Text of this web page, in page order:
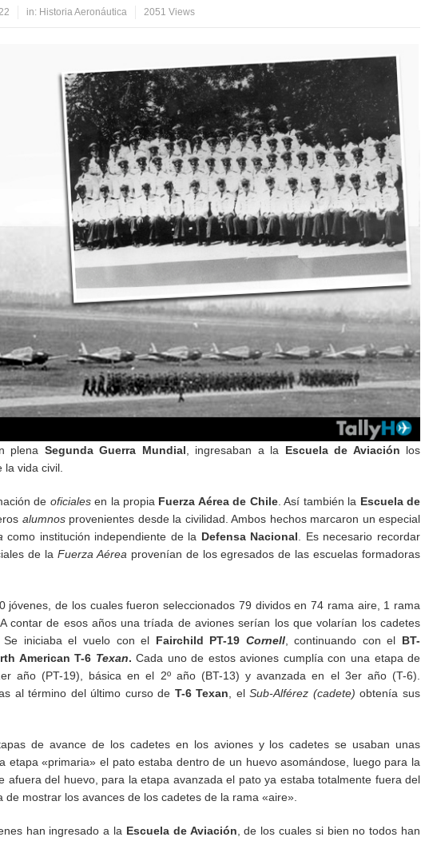
in: Historia Aeronáutica 2051 Views
plena Segunda Guerra Mundial, ingresaban a la Escuela de Aviación los
la vida civil.
de oficialesen la propia Fuerza Aérea de Chile. Así también la Escuela de
alumnosprovenientes desde la civilidad. Ambos hechos marcaron un especial
como institución independiente de la Defensa Nacional. Es necesario recordar
de la Fuerza Aéreaprovenían de los egresados de las escuelas formadoras
jóvenes, de los cuales fueron seleccionados 79 dividos en 74 rama aire, 1 rama
contar de esos años una tríada de aviones serían los que volarían los cadetes
iniciaba el vuelo con el Fairchild PT-19 Cornell, continuando con el BT-
American T-6 Texan.Cada uno de estos aviones cumplía con una etapa de
año (PT-19), básica en el 2º año (BT-13) y avanzada en el 3er año (T-6).
al término del último curso de T-6 Texan, elSub-Alférez (cadete) obtenía sus
de avance de los cadetes en los aviones y los cadetes se usaban unas
etapa «primaria» el pato estaba dentro de un huevo asomándose, luego para la
afuera del huevo, para la etapa avanzada el pato ya estaba totalmente fuera del
de mostrar los avances de los cadetes de la rama «aire».
han ingresado a la Escuela de Aviación, de los cuales si bien no todos han